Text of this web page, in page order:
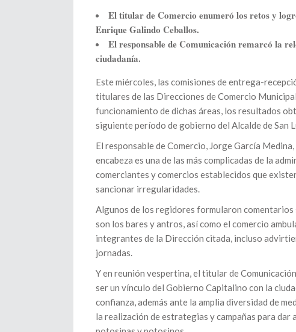
El titular de Comercio enumeró los retos y
Enrique Galindo Ceballos.
El responsable de Comunicación remarcó la
ciudadanía.
Este miércoles, las comisiones de entrega-
titulares de las Direcciones de Comercio
funcionamiento de dichas áreas, los resultados
siguiente período de gobierno del Alcalde de San
El responsable de Comercio, Jorge García
encabeza es una de las más complicadas de la
comerciantes y comercios establecidos que
sancionar irregularidades.
Algunos de los regidores formularon
son los bares y antros, así como el comercio
integrantes de la Dirección citada, incluso
jornadas.
Y en reunión vespertina, el titular de
ser un vínculo del Gobierno Capitalino con la
confianza, además ante la amplia diversidad de
la realización de estrategias y campañas para dar